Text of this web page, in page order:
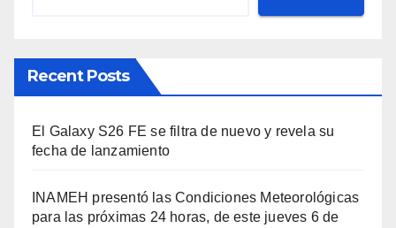
Recent Posts
El Galaxy S26 FE se filtra de nuevo y revela su
fecha de lanzamiento
INAMEH presentó las Condiciones Meteorológicas
para las próximas 24 horas, de este jueves 6 de